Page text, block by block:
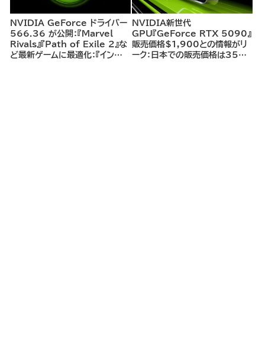
NVIDIA GeForce ドライバー
566.36 が公開：『Marvel
Rivals』『Path of Exile 2』な
ど最新ゲームに最適化：『インデ
NVIDIA新世代
GPU『GeForce RTX 5090』
販売価格$1,900との情報がリ
ーク：日本での販売価格は35～